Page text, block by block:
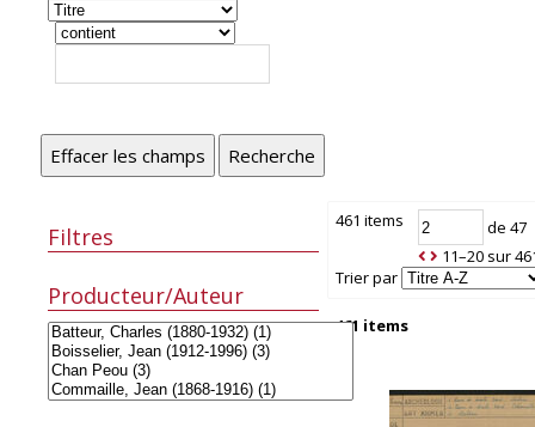
Effacer les champs Recherche
461 items
de 47
11–20 sur
Trier par
461 items
Filtres
Producteur/Auteur